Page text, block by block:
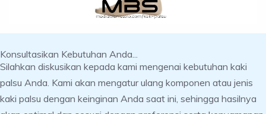
Konsultasikan Kebutuhan Anda...
Silahkan diskusikan kepada kami mengenai kebutuhan kaki
palsu Anda. Kami akan mengatur ulang komponen atau jenis
kaki palsu dengan keinginan Anda saat ini, sehingga hasilnya